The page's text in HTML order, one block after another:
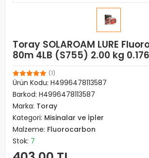
Toray SOLAROAM LURE
80m 4LB (S755) 2.00 kg
(1)
Ürün Kodu: H4996478113587
Barkod: H4996478113587
Marka: Toray
Kategori: Misinalar ve İpler
Malzeme: Fluorocarbon
Stok: 7